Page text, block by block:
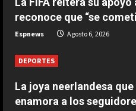
Las Ligas
The
del
reconoce que “se
Espnews Agosto 6, 2026
DEPORTES
La joya neerlandesa
enamora a los